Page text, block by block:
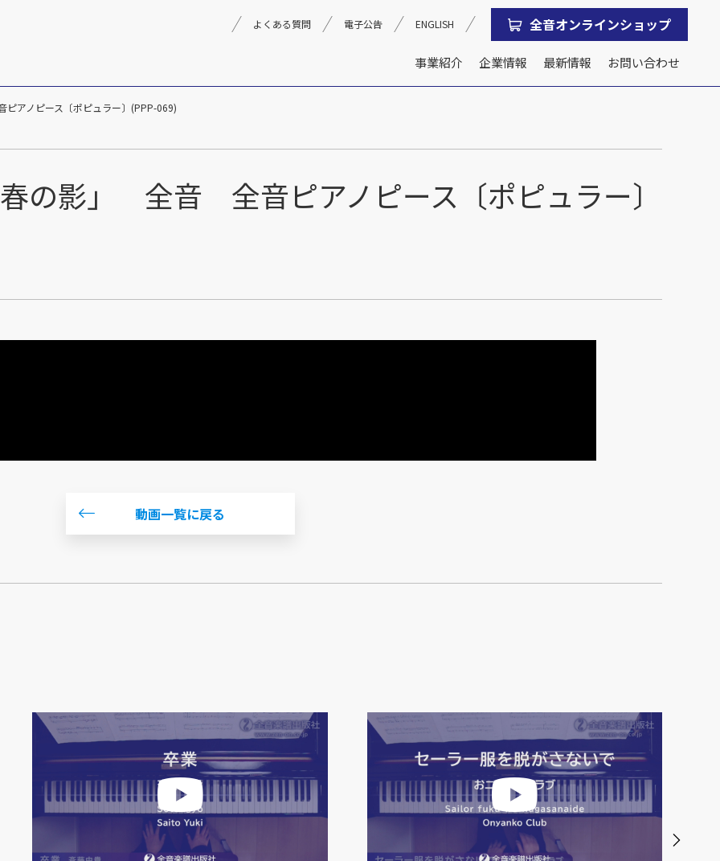
事業紹介
音楽教育
文化箏音楽振興会
企業情報 最新情報 お問い合わせ
よくある質問 電子公告 ENGLISH 全音オンラインショップ
アノピース〔ポピュラー〕(PPP-069)
の影」 全音 全音ピアノピース〔ポピュラー〕
動画一覧に戻る